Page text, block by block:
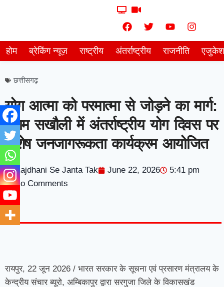
होम ब्रेकिंग न्यूज़ राष्ट्रीय अंतर्राष्ट्रीय राजनीति
छत्तीसगढ़
योग आत्मा को परमात्मा से जोड़ने का मार्ग:
ग्राम सखौली में अंतर्राष्ट्रीय योग दिवस पर
विशेष जनजागरूकता कार्यक्रम आयोजित
Rajdhani Se Janta Tak June 22, 2026
5:41 pm
No Comments
रायपुर, 22 जून 2026 / भारत सरकार के सूचना एवं प्रसारण मंत्रालय के
केन्द्रीय संचार ब्यूरो, अम्बिकापुर द्वारा सरगुजा जिले के विकासखंड